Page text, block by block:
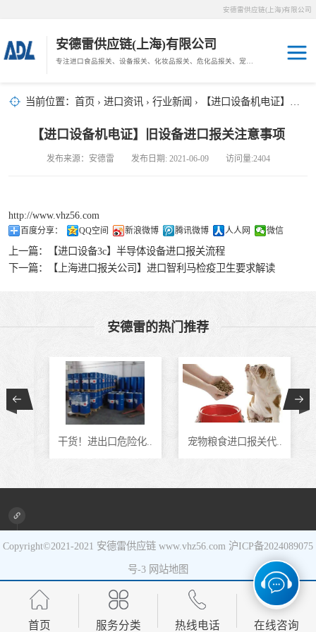
安德雷供应链(上海)有限公司
安德雷供应链(上海)有限公司
当前位置： 首页 › 进口资讯 › 行业新闻 › 【进口设备机电证】旧设备进口报关注意事项
【进口设备机电证】旧设备进口报关注意事项
发布来源：安德雷 发布日期: 2021-06-09 访问量:2404
http://www.vhz56.com
百度分享： QQ空间 新浪微博 腾讯微博 人人网 微信
上一篇：
【进口设备3c】半导体设备进口报关流程
下一篇：
【上海进口报关公司】进口智利马检疫卫生要求解读
安德雷的热门推荐
干货！进出口危险化.. 宠物粮食进口报关代..
Copyright©2021-2021 安德雷供应链 www.vhz56.com 沪ICP备2024089075
号-3 网站地图
首页 服务分类 热线电话 在线咨询
其他报关
海鲜进口
宠物粮进口
危化品进口
木材报关
药材报关
汽车/游艇报关